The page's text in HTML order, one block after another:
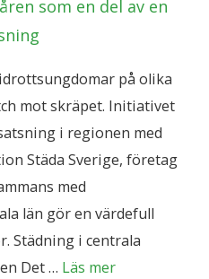
på olika
mot skräpet. Initiativet
i regionen med
Städa Sverige, företag
med
län gör en värdefull
Städning i centrala
Det … Läs mer